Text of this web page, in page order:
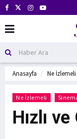
Anasayfa Ne İzlemeli
Ne İzlemeli
Hızlı